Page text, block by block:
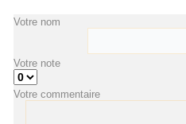
Votre nom
Votre note
Votre commentaire